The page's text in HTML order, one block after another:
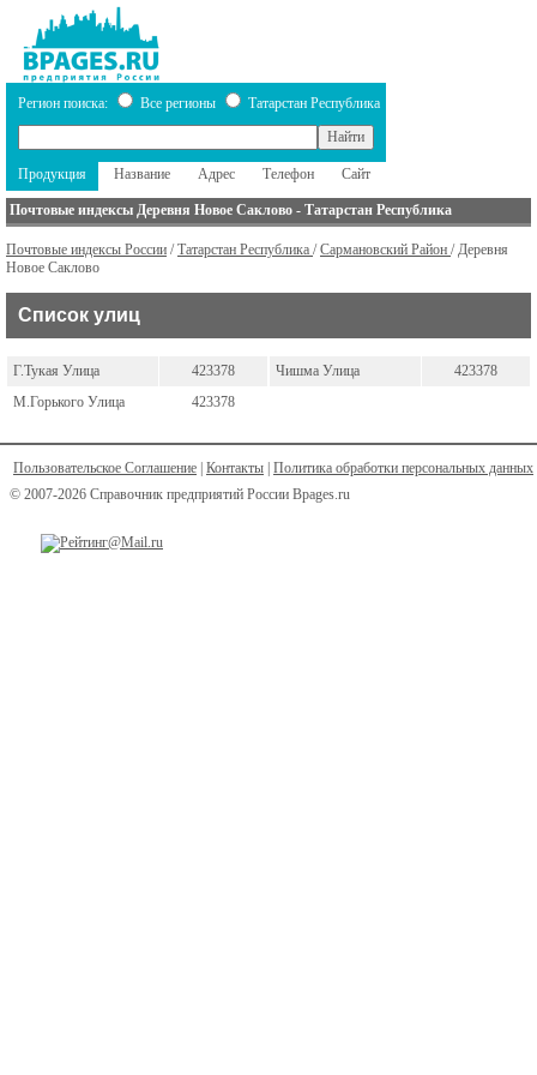
Регион поиска: Все регионы Татарстан Республика
Продукция Название Адрес Телефон Сайт
Почтовые индексы Деревня Новое Саклово - Татарстан Республика
Почтовые индексы России /Татарстан Республика /Сармановский Район / Деревня
Новое Саклово
Список улиц
Г.Тукая Улица
423378
М.Горького Улица
423378
Чишма Улица 423378
Пользовательское Соглашение | Контакты | Политика обработки персональных данных
© 2007-2026 Справочник предприятий России Bpages.ru